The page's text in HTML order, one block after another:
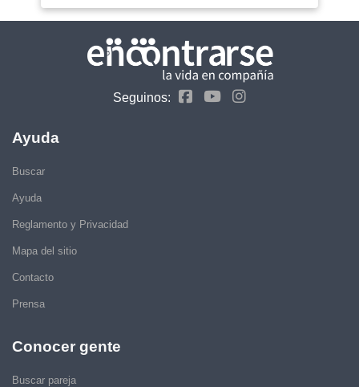
Seguinos:
Ayuda
Buscar
Ayuda
Reglamento y Privacidad
Mapa del sitio
Contacto
Prensa
Conocer gente
Buscar pareja